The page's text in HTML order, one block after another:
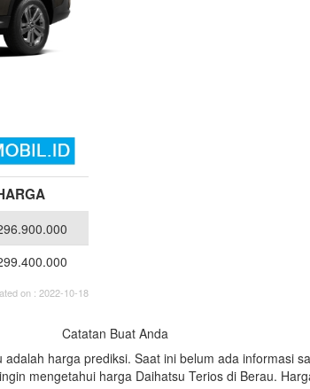
on : 2022-10-18
Catatan Buat Anda
harga prediksi. Saat ini belum ada informasi
mengetahui harga Daihatsu Terios di Berau.